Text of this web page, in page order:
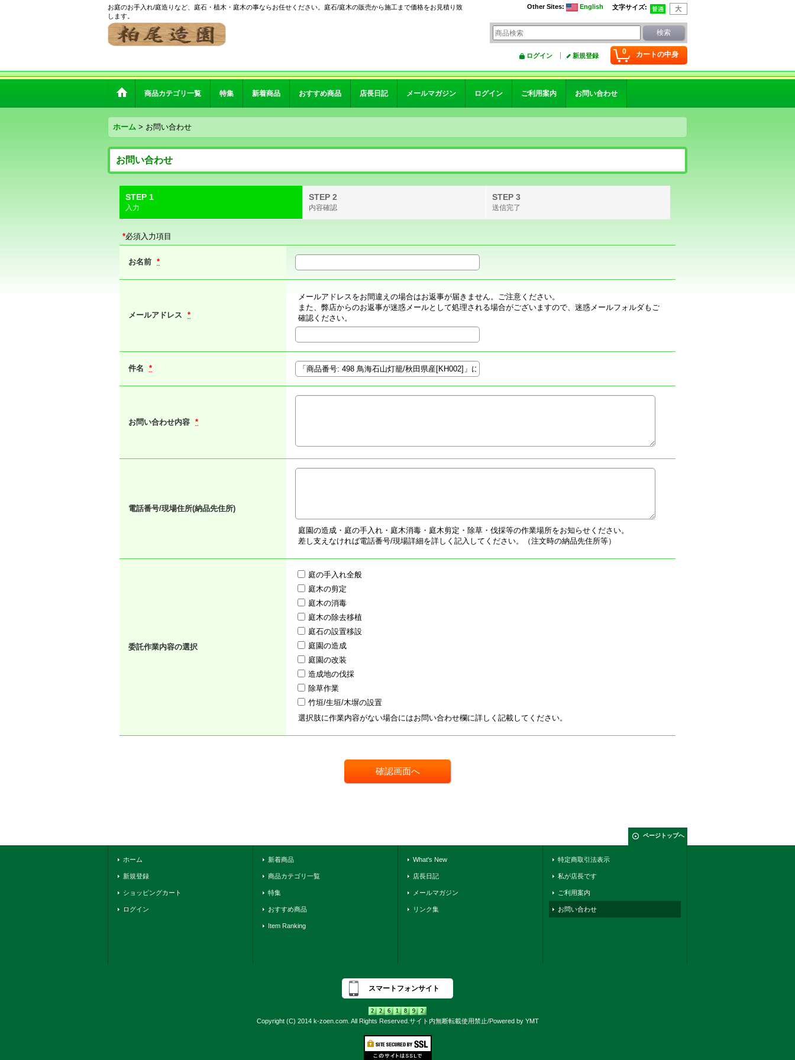
お庭のお手入れ/庭造りなど、庭石・植木・庭木の事ならお任せください。庭石/庭木の販売から施工まで価格をお見積り致
します。
文字サイズ:
Other Sites: English
0 カートの中身
ログイン 新規登録
商品カテゴリ一覧 特集 新着商品 おすすめ商品 店長日記 メールマガジン ログイン ご利用案内 お問い合わせ
ホーム > お問い合わせ
お問い合わせ
STEP 1
入力
STEP 2
内容確認
STEP 3
送信完了
*必須入力項目
お名前 *
メールアドレス *
メールアドレスをお間違えの場合はお返事が届きません。ご注意ください。
また、弊店からのお返事が迷惑メールとして処理される場合がございますので、迷惑メールフォルダもご
確認ください。
件名 *
お問い合わせ内容 *
電話番号/現場住所(納品先住所)
庭園の造成・庭の手入れ・庭木消毒・庭木剪定・除草・伐採等の作業場所をお知らせください。
差し支えなければ電話番号/現場詳細を詳しく記入してください。（注文時の納品先住所等）
委託作業内容の選択
庭の手入れ全般
庭木の剪定
庭木の消毒
庭木の除去移植
庭石の設置移設
庭園の造成
庭園の改装
造成地の伐採
除草作業
竹垣/生垣/木塀の設置
選択肢に作業内容がない場合にはお問い合わせ欄に詳しく記載してください。
ページトップへ
ホーム
新規登録
ショッピングカート
ログイン
新着商品
商品カテゴリ一覧
特集
おすすめ商品
Item Ranking
What's New
店長日記
メールマガジン
リンク集
特定商取引法表示
私が店長です
ご利用案内
お問い合わせ
スマートフォンサイト
Copyright (C) 2014 k-zoen.com. All Rights Reserved.サイト内無断転載使用禁止/Powered by YMT